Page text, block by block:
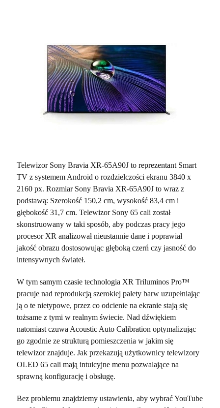
Telewizor Sony Bravia XR-65A90J to reprezentant Smart
TV z systemem Android o rozdzielczości ekranu 3840 x
2160 px. Rozmiar Sony Bravia XR-65A90J to wraz z
podstawą: Szerokość 150,2 cm, wysokość 83,4 cm i
głębokość 31,7 cm. Telewizor Sony 65 cali został
skonstruowany w taki sposób, aby podczas pracy jego
procesor XR analizował nieustannie dane i poprawiał
jakość obrazu dostosowując głęboką czerń czy jasność do
intensywnych świateł.
W tym samym czasie technologia XR Triluminos Pro™
pracuje nad reprodukcją szerokiej palety barw uzupełniając
ją o te nietypowe, przez co odcienie na ekranie stają się
tożsame z tymi w realnym świecie. Nad dźwiękiem
natomiast czuwa Acoustic Auto Calibration optymalizując
go zgodnie ze strukturą pomieszczenia w jakim się
telewizor znajduje. Jak przekazują użytkownicy telewizory
OLED 65 cali mają intuicyjne menu pozwalające na
sprawną konfigurację i obsługę.
Bez problemu znajdziemy ustawienia, aby wybrać YouTube